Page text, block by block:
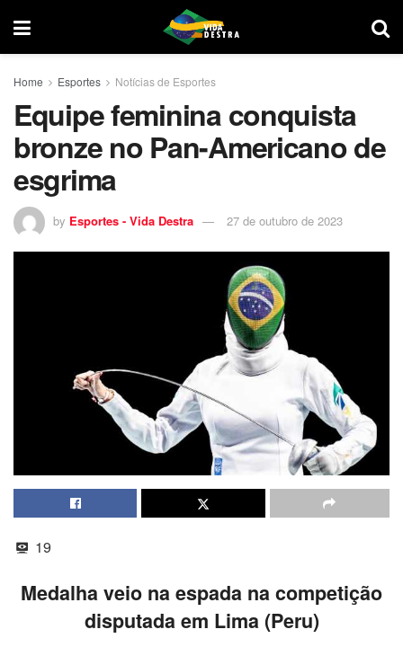
Home Esportes Notícias de Esportes
Equipe feminina conquista
bronze no Pan-Americano de
esgrima
by Esportes - Vida Destra 27 de outubro de 2023
19
Medalha veio na espada na competição
disputada em Lima (Peru)